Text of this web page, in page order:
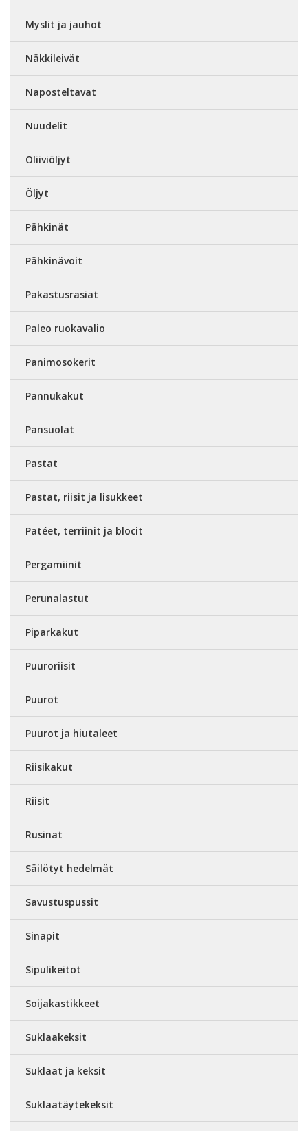
Myslit ja jauhot
Näkkileivät
Naposteltavat
Nuudelit
Oliiviöljyt
Öljyt
Pähkinät
Pähkinävoit
Pakastusrasiat
Paleo ruokavalio
Panimosokerit
Pannukakut
Pansuolat
Pastat
Pastat, riisit ja lisukkeet
Patéet, terriinit ja blocit
Pergamiinit
Perunalastut
Piparkakut
Puuroriisit
Puurot
Puurot ja hiutaleet
Riisikakut
Riisit
Rusinat
Säilötyt hedelmät
Savustuspussit
Sinapit
Sipulikeitot
Soijakastikkeet
Suklaakeksit
Suklaat ja keksit
Suklaatäytekeksit